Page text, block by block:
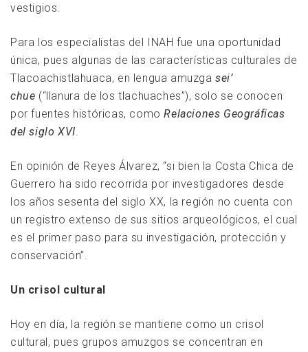
vestigios.
Para los especialistas del INAH fue una oportunidad
única, pues algunas de las características culturales de
Tlacoachistlahuaca, en lengua amuzgasei’
chue (“llanura de los tlachuaches”), solo se conocen
por fuentes históricas, comoRelaciones Geográficas
del siglo XVI.
En opinión de Reyes Álvarez, “si bien la Costa Chica de
Guerrero ha sido recorrida por investigadores desde
los años sesenta del siglo XX, la región no cuenta con
un registro extenso de sus sitios arqueológicos, el cual
es el primer paso para su investigación, protección y
conservación”.
Un crisol cultural
Hoy en día, la región se mantiene como un crisol
cultural, pues grupos amuzgos se concentran en